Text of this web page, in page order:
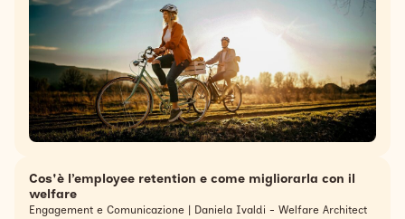
Cos'è l’employee retention e come migliorarla con il
welfare
Engagement e Comunicazione | Daniela Ivaldi - Welfare Architect